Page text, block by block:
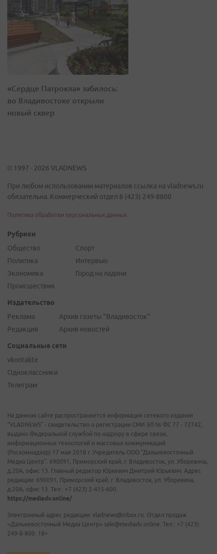
«Сердце Патрокла» забилось:
во Владивостоке открыли
новый сквер
© 1997 - 2026 VLADNEWS
При любом использовании материалов ссылка на vladnews.ru
обязательна. Коммерческий отдел 8 (423) 249-8800
Политика обработки персональных данных
Рубрики
Общество
Политика
Экономика
Происшествия
Спорт
Интервью
Город на ладони
Издательство
Реклама
Редакция
Архив газеты "Владивосток"
Архив новостей
Социальные сети
vkontakte
Одноклассники
Телеграм
На данном сайте распространяется информация сетевого издания
"VLADNEWS" - свидетельство о регистрации СМИ ЭЛ № ФС 77 - 72742,
выдано Федеральной службой по надзору в сфере связи,
информационных технологий и массовых коммуникаций
(Роскомнадзор) 17 мая 2018 г. Учредитель ООО "Дальневосточный
Медиа Центр". 690091, Приморский край, г. Владивосток, ул. Уборевича,
д.20А, офис 13. Главный редактор Юркевич Дмитрий Юрьевич. Адрес
редакции: 690091, Приморский край, г. Владивосток, ул. Уборевича,
д.20А, офис 13. Тел.: +7 (423) 2-415-600.
https://mediadv.online/
Электронный адрес редакции: vladnews@inbox.ru. Отдел продаж
«Дальневосточный Медиа Центр» sale@mediadv.online. Тел.: +7 (423)
249-8-800. 18+